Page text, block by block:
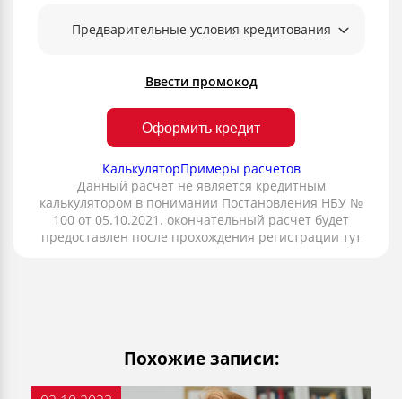
Предварительные условия кредитования
Ввести промокод
Оформить кредит
КалькуляторПримеры расчетов
Данный расчет не является кредитным
калькулятором в понимании Постановления НБУ №
100 от 05.10.2021. окончательный расчет будет
предоставлен после прохождения регистрации тут
Похожие записи: